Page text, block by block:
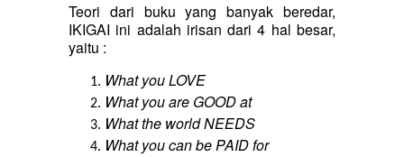
Teori dari buku yang banyak beredar,
IKIGAI ini adalah irisan dari 4 hal besar,
yaitu :
What you LOVE
What you are GOOD at
What the world NEEDS
What you can be PAID for